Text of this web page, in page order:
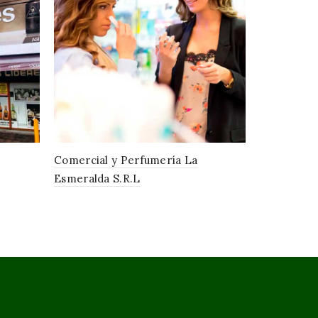
Comercial y Perfumería La
Esmeralda S.R.L